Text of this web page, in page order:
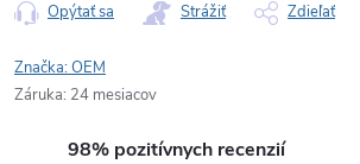
Opýtať sa Strážiť Zdieľať
Značka:OEM
Záruka: 24 mesiacov
98% pozitívnych recenzií